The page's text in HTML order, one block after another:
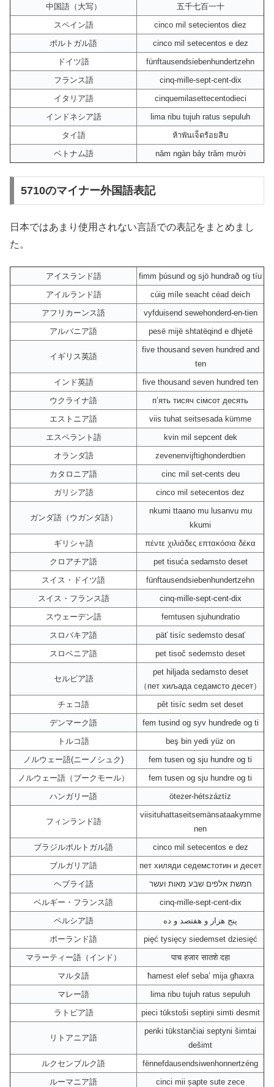
中国語（大写）
五千七百一十
スペイン語
cinco mil setecientos diez
ポルトガル語
cinco mil setecentos e dez
ドイツ語
fünftausendsiebenhundertzehn
フランス語
cinq-mille-sept-cent-dix
イタリア語
cinquemilasettecentodieci
インドネシア語
lima ribu tujuh ratus sepuluh
タイ語
ห้าพันเจ็ดร้อยสิบ
ベトナム語
năm ngàn bảy trăm mười
5710のマイナー外国語表記
日本ではあまり使用されない言語での表記をまとめまし
た。
アイスランド語
fimm þúsund og sjö hundrað og tíu
アイルランド語
cúig míle seacht céad deich
アフリカーンス語
vyfduisend sewehonderd-en-tien
アルバニア語
pesë mijë shtatëqind e dhjetë
イギリス英語
five thousand seven hundred and
ten
インド英語
five thousand seven hundred ten
ウクライナ語
пʼять тисяч сімсот десять
エストニア語
viis tuhat seitsesada kümme
エスペラント語
kvin mil sepcent dek
オランダ語
zevenenvijftighonderdtien
カタロニア語
cinc mil set-cents deu
ガリシア語
cinco mil setecentos dez
ガンダ語（ウガンダ語）
nkumi ttaano mu lusanvu mu
kkumi
ギリシャ語
πέντε χιλιάδες επτακόσια δέκα
クロアチア語
pet tisuća sedamsto deset
スイス・ドイツ語
fünftausendsiebenhundertzehn
スイス・フランス語
cinq-mille-sept-cent-dix
スウェーデン語
femtusen sjuhundratio
スロバキア語
päť tisíc sedemsto desať
スロベニア語
pet tisoč sedemsto deset
セルビア語
pet hiljada sedamsto deset
（пет хиљада седамсто десет）
チェコ語
pět tisíc sedm set deset
デンマーク語
fem tusind og syv hundrede og ti
トルコ語
beş bin yedi yüz on
ノルウェー語(ニーノシュク)
fem tusen og sju hundre og ti
ノルウェー語（ブークモール）
fem tusen og sju hundre og ti
ハンガリー語
ötezer-hétszáztíz
フィンランド語
viisituhattaseitsemänsataakymme
nen
ブラジルポルトガル語
cinco mil setecentos e dez
ブルガリア語
пет хиляди седемстотин и десет
ヘブライ語
חמשת אלפים שבע מאות ועשר
ベルギー・フランス語
cinq-mille-sept-cent-dix
ペルシア語
پنج هزار و هفتصد و ده
ポーランド語
pięć tysięcy siedemset dziesięć
マラーティー語（インド）
पाच हजार सातशे दहा
マルタ語
ħamest elef seba’ mija għaxra
マレー語
lima ribu tujuh ratus sepuluh
ラトビア語
pieci tūkstoši septiņi simti desmit
リトアニア語
penki tūkstančiai septyni šimtai
dešimt
ルクセンブルク語
fënnefdausendsiwenhonnertzéng
ルーマニア語
cinci mii șapte sute zece